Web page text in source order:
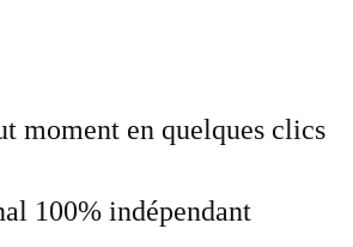
moment en quelques clics
100% indépendant